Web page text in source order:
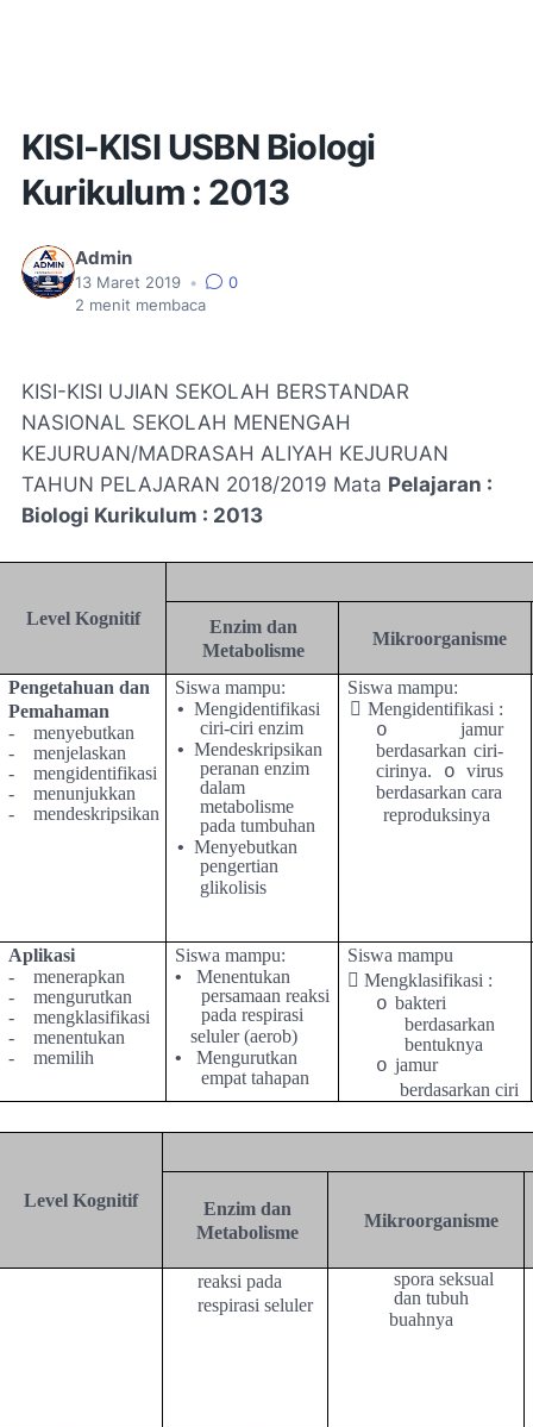
KISI-KISI USBN Biologi
Kurikulum : 2013
Admin
13 Maret 2019 •
0
2 menit membaca
KISI-KISI UJIAN SEKOLAH BERSTANDAR
NASIONAL SEKOLAH MENENGAH
KEJURUAN/MADRASAH ALIYAH KEJURUAN
TAHUN PELAJARAN 2018/2019 Mata Pelajaran :
Biologi Kurikulum : 2013
Level Kognitif
Enzim dan
Metabolisme
Mikroorganisme
Pengetahuan dan
Pemahaman
-
menyebutkan
-
menjelaskan
-
mengidentifikasi
-
menunjukkan
-
mendeskripsikan
Siswa mampu:
• Mengidentifikasi
ciri-ciri enzim
• Mendeskripsikan
peranan enzim
dalam
metabolisme
pada tumbuhan
• Menyebutkan
pengertian
glikolisis
Siswa mampu:
 Mengidentifikasi :
o
jamur
berdasarkan ciri-
cirinya. o
virus
berdasarkan cara
reproduksinya
Aplikasi
-
menerapkan
-
mengurutkan
-
mengklasifikasi
-
menentukan
-
memilih
Siswa mampu:
•
Menentukan
persamaan reaksi
pada respirasi
seluler (aerob)
•
Mengurutkan
empat tahapan
Siswa mampu
 Mengklasifikasi :
o bakteri
berdasarkan
bentuknya
o jamur
berdasarkan ciri
Level Kognitif
Enzim dan
Metabolisme
Mikroorganisme
reaksi pada
respirasi seluler
spora seksual
dan tubuh
buahnya